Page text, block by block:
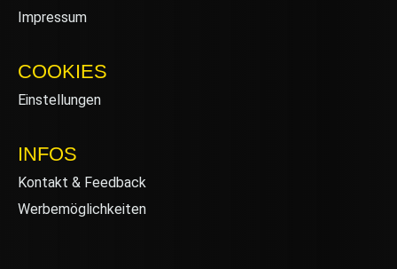
Impressum
COOKIES
Einstellungen
INFOS
Kontakt & Feedback
Werbemöglichkeiten